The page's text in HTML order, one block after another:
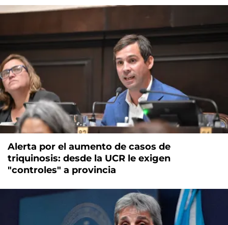
Alerta por el aumento de casos de
triquinosis: desde la UCR le exigen
"controles" a provincia